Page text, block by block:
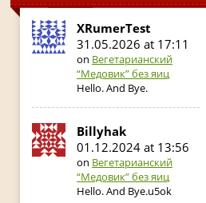
XRumerTest
31.05.2026 at 17:11
on Вегетарианский
“Медовик” без яиц
Hello. And Bye.
Billyhak
01.12.2024 at 13:56
on Вегетарианский
“Медовик” без яиц
Hello. And Bye.u5ok